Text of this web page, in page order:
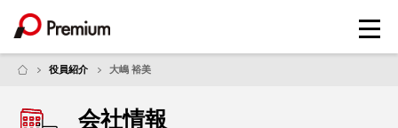
メ
ニ
役員紹介 大嶋 裕美
会社情報